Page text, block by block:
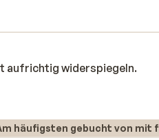
aufrichtig widerspiegeln.
häufigsten gebucht von mit